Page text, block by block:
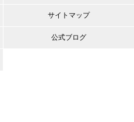
サイトマップ
公式ブログ